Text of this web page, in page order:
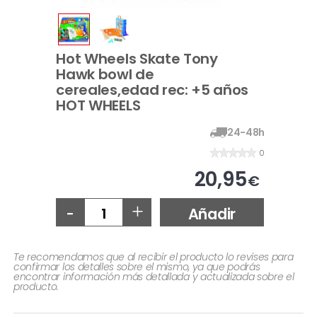
Hot Wheels Skate Tony
Hawk bowl de
cereales,edad rec: +5 años
HOT WHEELS
24-48h
0
20,95€
- + Añadir
Te recomendamos que al recibir el producto lo revises para
confirmar los detalles sobre el mismo, ya que podrás
encontrar información más detallada y actualizada sobre el
producto.